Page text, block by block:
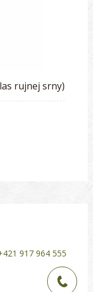
rujnej srny)
917 964 555